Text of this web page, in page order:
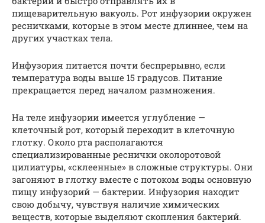
пищеварительную вакуоль. Рот инфузории окружен
ресничками, которые в этом месте длиннее, чем на
других участках тела.
Инфузория питается почти беспрерывно, если
температура воды выше 15 градусов. Питание
прекращается перед началом размножения.
На теле инфузории имеется углубление —
клеточный рот, который переходит в клеточную
глотку. Около рта располагаются
специализированные реснички околоротовой
цилиатуры, «склеенные» в сложные структуры. Они
загоняют в глотку вместе с потоком воды основную
пищу инфузорий — бактерии. Инфузория находит
свою добычу, чувствуя наличие химических
веществ, которые выделяют скопления бактерий.